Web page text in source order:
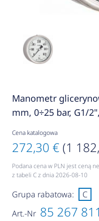
Manometr
mm, 0÷25 bar, G1/
Cena katalogowa
272,30 € (1
Podana cena w PLN jest ceną
z tabeli C z dnia 2026-08-10
Art.-Nr 85 267 811
Grupa rabatowa: C